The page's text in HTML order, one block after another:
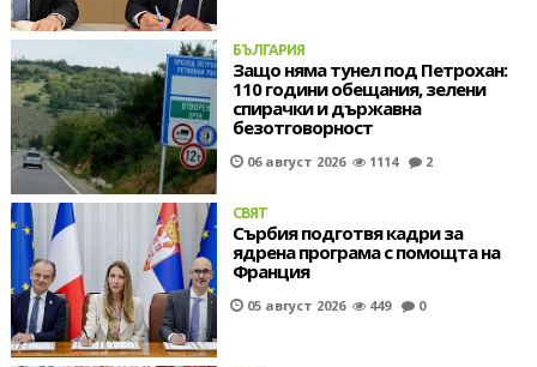
БЪЛГАРИЯ
Защо няма тунел под Петрохан:
110 години обещания, зелени
спирачки и държавна
безотговорност
06 август 2026 1114 2
СВЯТ
Сърбия подготвя кадри за
ядрена програма с помощта на
Франция
05 август 2026 449 0